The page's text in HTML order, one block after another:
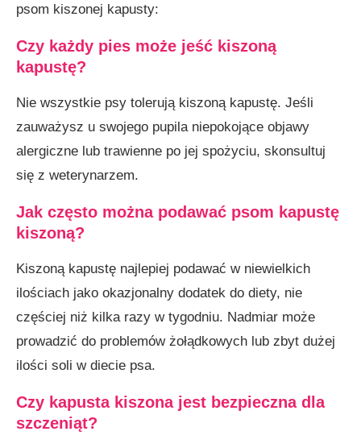
psom kiszonej kapusty:
Czy każdy pies może jeść kiszoną
kapustę?
Nie wszystkie psy tolerują kiszoną kapustę. Jeśli
zauważysz u swojego pupila niepokojące objawy
alergiczne lub trawienne po jej spożyciu, skonsultuj
się z weterynarzem.
Jak często można podawać psom kapustę
kiszoną?
Kiszoną kapustę najlepiej podawać w niewielkich
ilościach jako okazjonalny dodatek do diety, nie
częściej niż kilka razy w tygodniu. Nadmiar może
prowadzić do problemów żołądkowych lub zbyt dużej
ilości soli w diecie psa.
Czy kapusta kiszona jest bezpieczna dla
szczeniąt?